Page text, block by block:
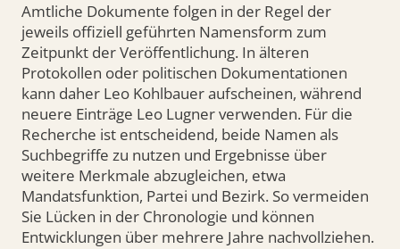
Amtliche Dokumente folgen in der Regel der
jeweils offiziell geführten Namensform zum
Zeitpunkt der Veröffentlichung. In älteren
Protokollen oder politischen Dokumentationen
kann daher Leo Kohlbauer aufscheinen, während
neuere Einträge Leo Lugner verwenden. Für die
Recherche ist entscheidend, beide Namen als
Suchbegriffe zu nutzen und Ergebnisse über
weitere Merkmale abzugleichen, etwa
Mandatsfunktion, Partei und Bezirk. So vermeiden
Sie Lücken in der Chronologie und können
Entwicklungen über mehrere Jahre nachvollziehen.